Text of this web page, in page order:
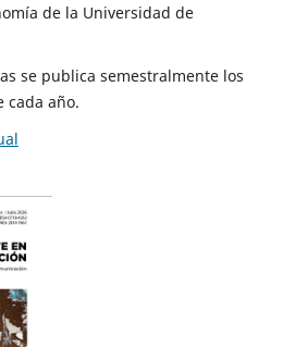
de la Universidad de
se publica semestralmente los
cada año.